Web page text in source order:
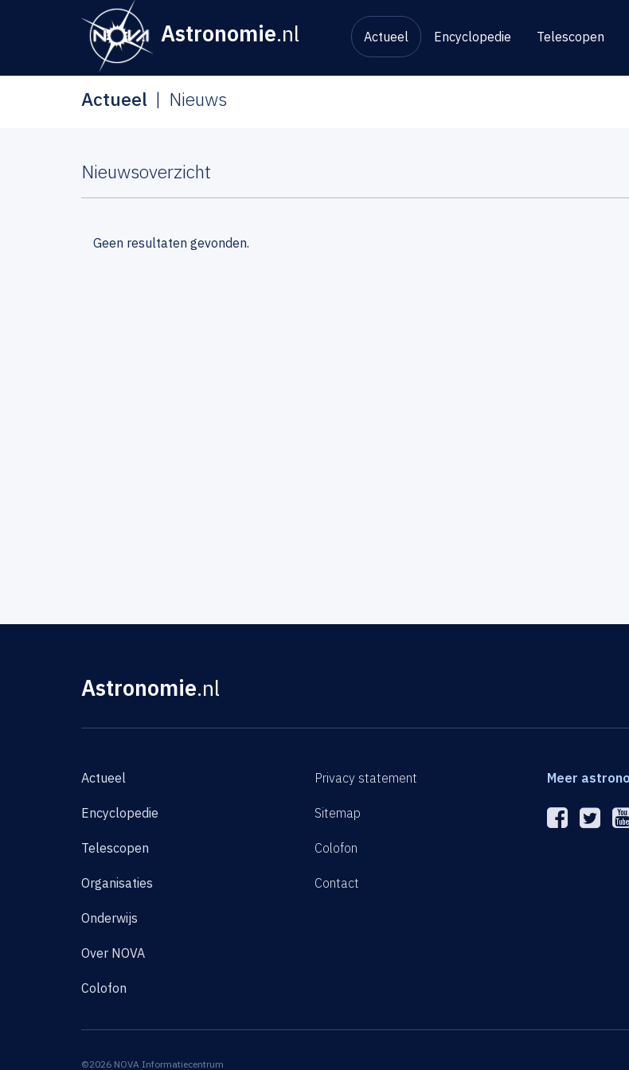
Astronomie.nl Actueel Encyclopedie Telescopen
Actueel Nieuws
Nieuwsoverzicht
Geen resultaten gevonden.
Astronomie.nl
Actueel
Encyclopedie
Telescopen
Organisaties
Onderwijs
Over NOVA
Colofon
Privacy statement
Sitemap
Colofon
Contact
Meer
©2026 NOVA Informatiecentrum